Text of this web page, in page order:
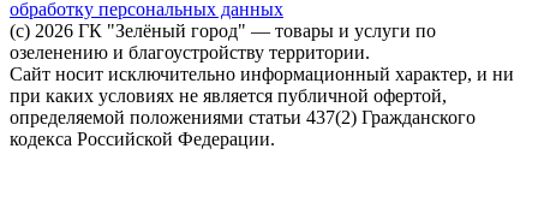
обработку персональных данных
(c) 2026 ГК "Зелёный город" — товары и услуги по
озеленению и благоустройству территории.
Сайт носит исключительно информационный характер, и ни
при каких условиях не является публичной офертой,
определяемой положениями статьи 437(2) Гражданского
кодекса Российской Федерации.